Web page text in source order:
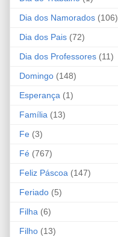
Dia dos Namorados (106)
Dia dos Pais (72)
Dia dos Professores (11)
Domingo (148)
Esperança (1)
Família (13)
Fe (3)
Fé (767)
Feliz Páscoa (147)
Feriado (5)
Filha (6)
Filho (13)